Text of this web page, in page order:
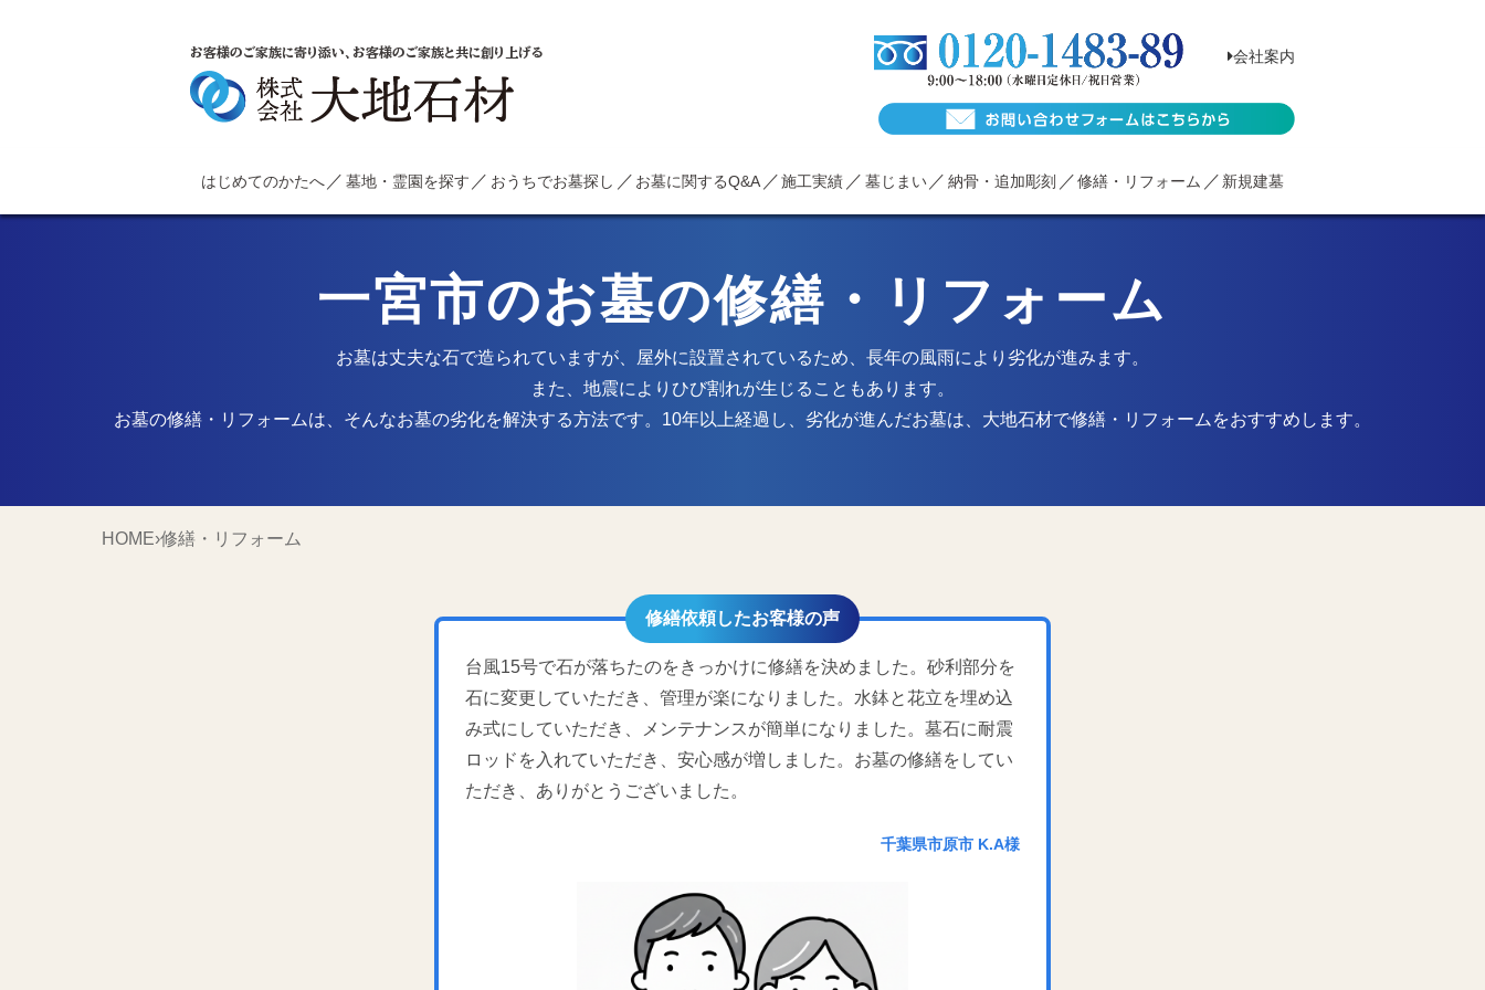
お客様のご家族に寄り添い、お客様のご家族と共に創り上げる 会社案内
はじめてのかたへ 墓地・霊園を探す おうちでお墓探し お墓に関するQ&A 施工実績 墓じまい 納骨・追加彫刻 修繕・リフォーム 新規建墓
一宮市のお墓の修繕・リフォーム
お墓は丈夫な石で造られていますが、屋外に設置されているため、 長年の風雨により劣化が進みます。
また、地震によりひび割れが生じることもあります。
お墓の修繕・リフォームは、そんなお墓の劣化を解決する方法です。 10年以上経過し、劣化が進んだお墓は、 大地石材で修繕・リフォームをおすすめします。
HOME›修繕・リフォーム
修繕依頼したお客様の声
台風15号で石が落ちたのをきっかけに修繕を決めました。 砂利部分を
石に変更していただき、管理が楽になりました。 水鉢と花立を埋め込
み式にしていただき、
メンテナンスが簡単になりました。 墓石に耐震
ロッドを入れていただき、安心感が増しました。 お墓の修繕をしてい
ただき、ありがとうございました。
千葉県市原市 K.A様